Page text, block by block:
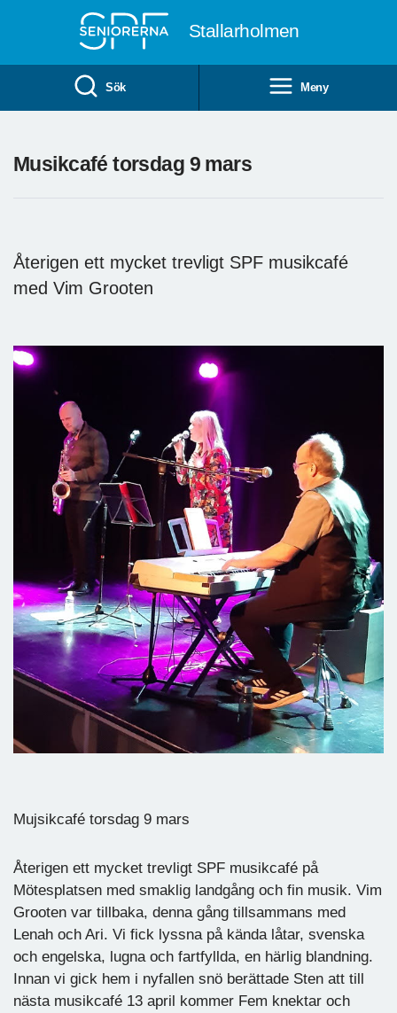
Stallarholmen
Sök Meny
Musikcafé torsdag 9 mars
Återigen ett mycket trevligt SPF musikcafé
med Vim Grooten
Mujsikcafé torsdag 9 mars
Återigen ett mycket trevligt SPF musikcafé på
Mötesplatsen med smaklig landgång och fin musik. Vim
Grooten var tillbaka, denna gång tillsammans med
Lenah och Ari. Vi fick lyssna på kända låtar, svenska
och engelska, lugna och fartfyllda, en härlig blandning.
Innan vi gick hem i nyfallen snö berättade Sten att till
nästa musikcafé 13 april kommer Fem knektar och